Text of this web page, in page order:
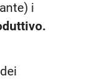
i